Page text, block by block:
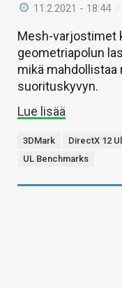
11.2.2021 - 18:44
Mesh-varjostimet
geometriapolun
mikä
suorituskyvyn.
Lue lisää
3DMark DirectX 12
UL Benchmarks